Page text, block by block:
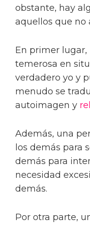
obstante, hay
aquellos que no
En primer
temerosa en
verdadero yo y
menudo se
autoimagen y
Además, una
los demás para
demás para
necesidad
demás.
Por otra parte,